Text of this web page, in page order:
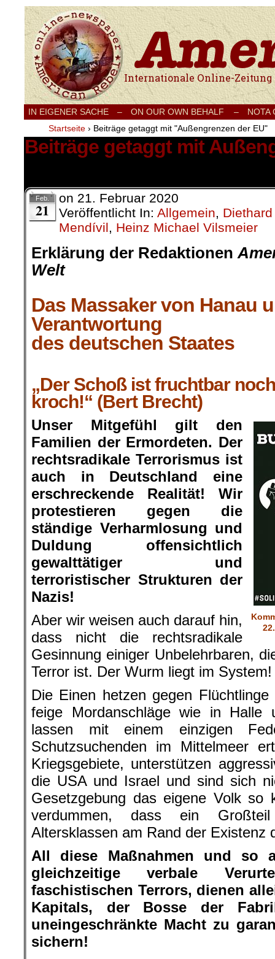
Internationale Onlinezeitung für Frieden,
IN EIGENER SACHE – ON OUR OWN BEHALF –
NOTA
Startseite › Beiträge getaggt mit "Außengrenzen der EU"
Beiträge getaggt mit
Feb.
21
on 21. Februar 2020
Veröffentlicht In: Allgemein,
Mendívil, Heinz Michael Vilsmeier
Erklärung der Redaktionen
Welt
Das Massaker von Hanau
Verantwortung
des deutschen Staates
„Der Schoß ist fruchtbar
kroch!“ (Bert Brecht)
Unser Mitgefühl gilt den
Familien der Ermordeten. Der
rechtsradikale Terrorismus ist
auch in Deutschland eine
erschreckende Realität! Wir
protestieren gegen die
ständige Verharmlosung und
Duldung offensichtlich
gewalttätiger und
terroristischer Strukturen der
Nazis!
Aber wir weisen auch darauf hin,
dass nicht die rechtsradikale
Gesinnung einiger Unbelehrbaren,
Terror ist. Der Wurm liegt im System!
Die Einen hetzen gegen
feige Mordanschläge wie in Halle
lassen mit einem einzigen
Schutzsuchenden im Mittelmeer
Kriegsgebiete, unterstützen
die USA und Israel und sind sich
Gesetzgebung das eigene Volk
verdummen, dass ein
Altersklassen am Rand der Existenz
All diese Maßnahmen und so
gleichzeitige verbale
faschistischen Terrors, dienen
Kapitals, der Bosse der
uneingeschränkte Macht zu
sichern!